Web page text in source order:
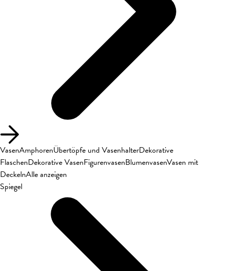
VasenAmphorenÜbertöpfe und VasenhalterDekorative
FlaschenDekorative VasenFigurenvasenBlumenvasenVasen mit
DeckelnAlle anzeigen
Spiegel